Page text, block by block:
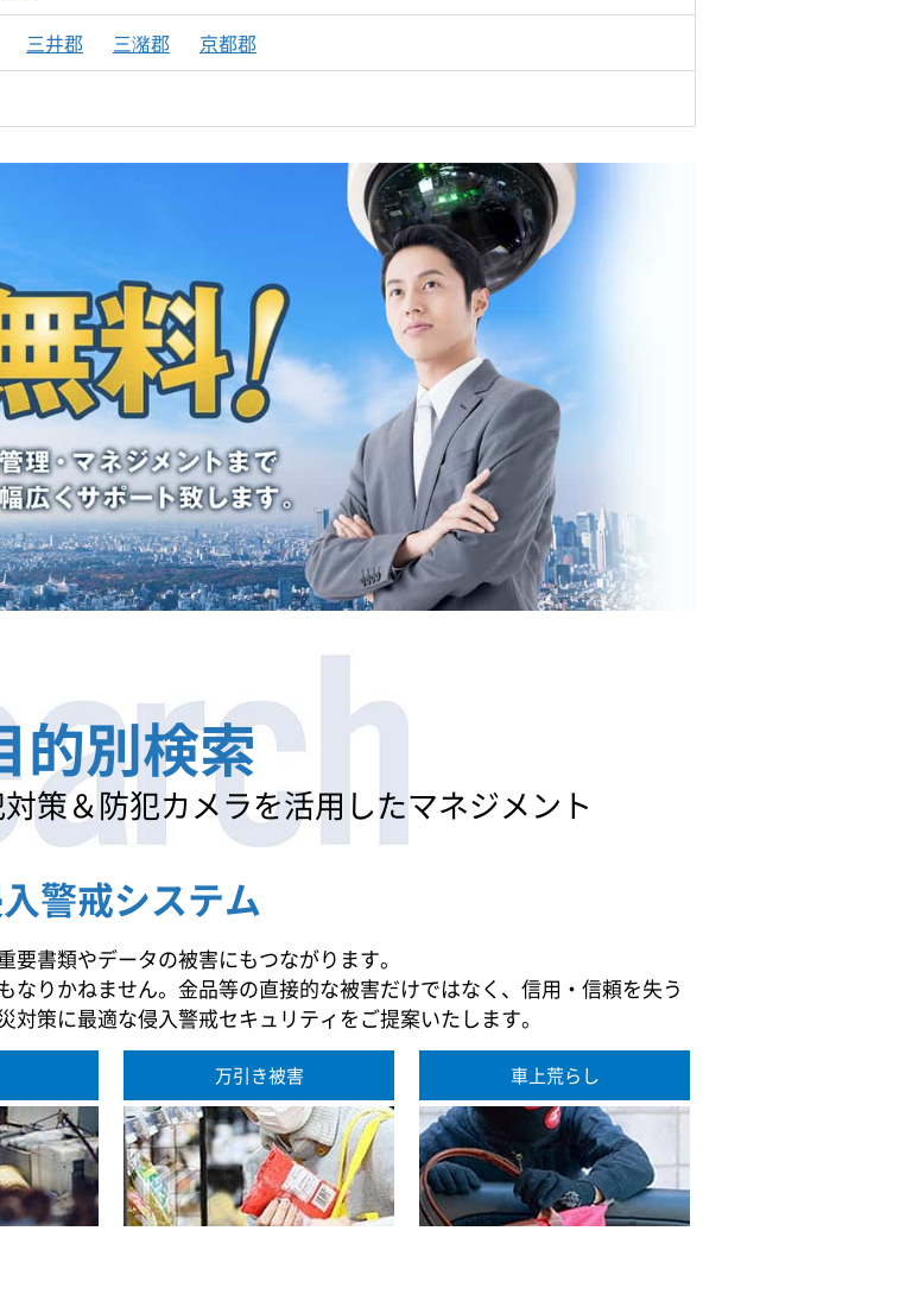
三井郡 三潴郡
京都郡
的別検索
策＆防犯カメラを活用したマネジメント
警戒システム
書類やデータの被害にもつながります。
りかねません。金品等の直接的な被害だけではなく、信用・信頼を失う
策に最適な侵入警戒セキュリティをご提案いたします。
万引き被害 車上荒らし